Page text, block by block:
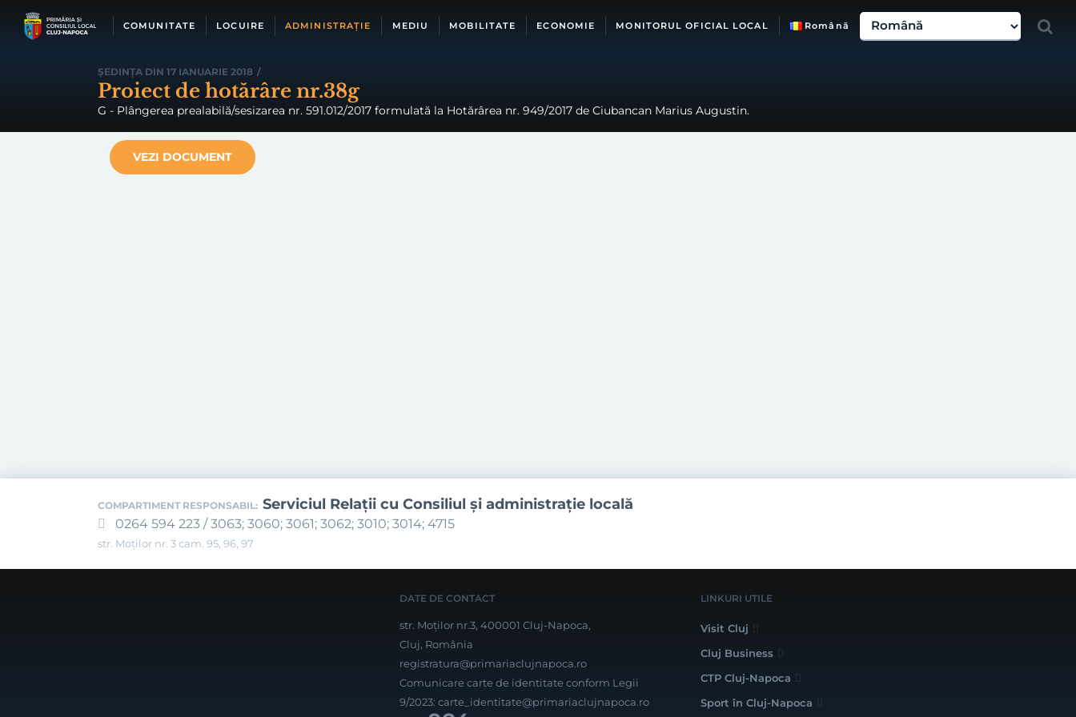
COMUNITATE LOCUIRE ADMINISTRAȚIE MEDIU MOBILITATE ECONOMIE MONITORUL OFICIAL LOCAL Română
ȘEDINȚA DIN 17 IANUARIE 2018 /
Proiect de hotărâre nr.38g
G - Plângerea prealabilă/sesizarea nr. 591.012/2017 formulată la Hotărârea nr. 949/2017 de Ciubancan Marius Augustin.
VEZI DOCUMENT
COMPARTIMENT RESPONSABIL: Serviciul Relaţii cu Consiliul şi administraţie locală
0264 594 223 / 3063; 3060; 3061; 3062; 3010; 3014; 4715
str. Moților nr. 3 cam. 95, 96, 97
DATE DE CONTACT
str. Moților nr.3, 400001 Cluj-Napoca,
Cluj, România
registratura@primariaclujnapoca.ro
Comunicare carte de identitate conform Legii
9/2023: carte_identitate@primariaclujnapoca.ro
LINKURI UTILE
Visit Cluj
Cluj Business
CTP Cluj-Napoca
Sport în Cluj-Napoca